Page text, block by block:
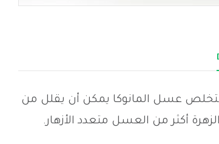
عسل المانوكا يمكن أن يقلل من
أكثر من العسل متعدد الأزهار.